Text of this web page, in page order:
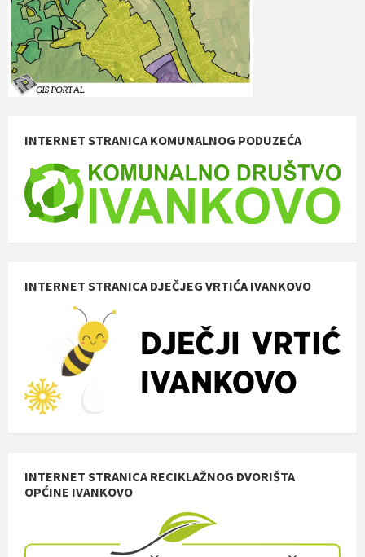
INTERNET STRANICA KOMUNALNOG PODUZEĆA
INTERNET STRANICA DJEČJEG VRTIĆA IVANKOVO
INTERNET STRANICA RECIKLAŽNOG DVORIŠTA
OPĆINE IVANKOVO